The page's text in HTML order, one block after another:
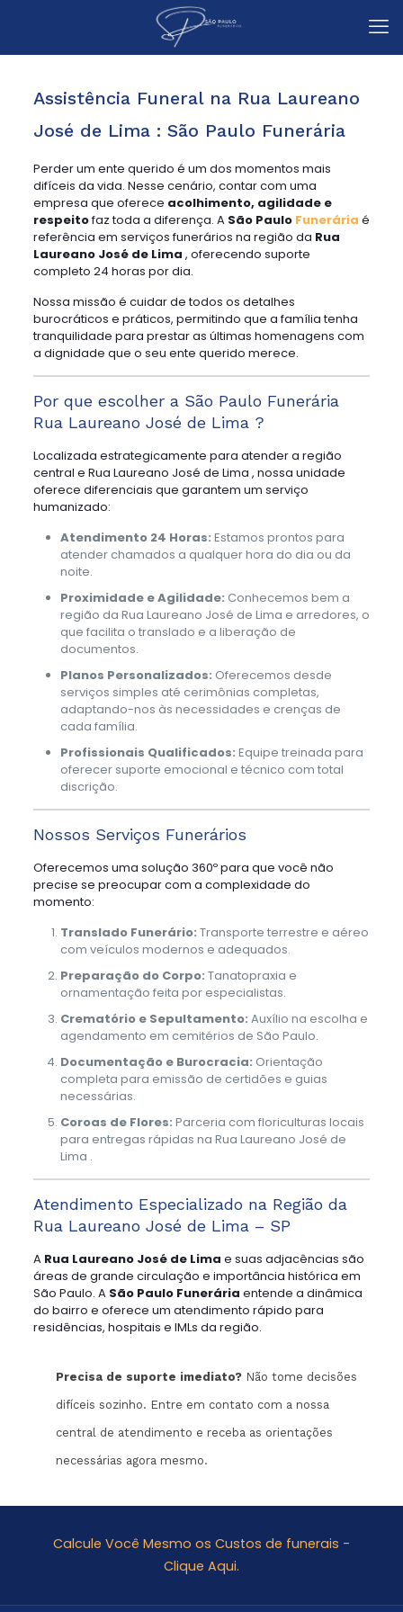
Assistência Funeral na Rua Laureano
José de Lima : São Paulo Funerária
Perder um ente querido é um dos momentos mais
difíceis da vida. Nesse cenário, contar com uma
empresa que oferece acolhimento, agilidade e
respeitofaz toda a diferença. A São Paulo Funerária é
referência em serviços funerários na região da Rua
Laureano José de Lima , oferecendo suporte
completo 24 horas por dia.
Nossa missão é cuidar de todos os detalhes
burocráticos e práticos, permitindo que a família tenha
tranquilidade para prestar as últimas homenagens com
a dignidade que o seu ente querido merece.
Por que escolher a São Paulo Funerária
Rua Laureano José de Lima ?
Localizada estrategicamente para atender a região
central e Rua Laureano José de Lima , nossa unidade
oferece diferenciais que garantem um serviço
humanizado:
Atendimento 24 Horas: Estamos prontos para
atender chamados a qualquer hora do dia ou da
noite.
Proximidade e Agilidade: Conhecemos bem a
região da Rua Laureano José de Lima e arredores, o
que facilita o translado e a liberação de
documentos.
Planos Personalizados: Oferecemos desde
serviços simples até cerimônias completas,
adaptando-nos às necessidades e crenças de
cada família.
Profissionais Qualificados: Equipe treinada para
oferecer suporte emocional e técnico com total
discrição.
Nossos Serviços Funerários
Oferecemos uma solução 360º para que você não
precise se preocupar com a complexidade do
momento:
Translado Funerário: Transporte terrestre e aéreo
com veículos modernos e adequados.
Preparação do Corpo: Tanatopraxia e
ornamentação feita por especialistas.
Crematório e Sepultamento: Auxílio na escolha e
agendamento em cemitérios de São Paulo.
Documentação e Burocracia: Orientação
completa para emissão de certidões e guias
necessárias.
Coroas de Flores: Parceria com floriculturas locais
para entregas rápidas na Rua Laureano José de
Lima .
Atendimento Especializado na Região da
Rua Laureano José de Lima – SP
A Rua Laureano José de Lima e suas adjacências são
áreas de grande circulação e importância histórica em
São Paulo. A São Paulo Funerária entende a dinâmica
do bairro e oferece um atendimento rápido para
residências, hospitais e IMLs da região.
Precisa de suporte imediato?Não tome decisões
difíceis sozinho. Entre em contato com a nossa
central de atendimento e receba as orientações
necessárias agora mesmo.
Calcule Você Mesmo os Custos de funerais -
Clique Aqui.